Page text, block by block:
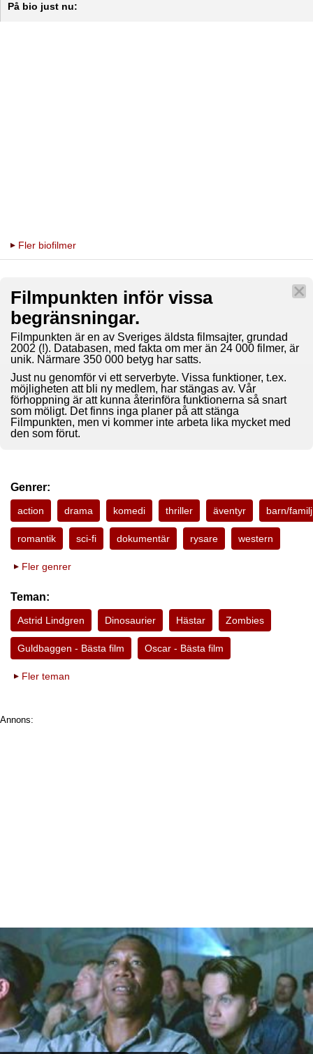
På bio just nu:
Fler biofilmer
Filmpunkten inför vissa
begränsningar.
Filmpunkten är en av Sveriges äldsta filmsajter, grundad
2002 (!). Databasen, med fakta om mer än 24 000 filmer, är
unik. Närmare 350 000 betyg har satts.
Just nu genomför vi ett serverbyte. Vissa funktioner, t.ex.
möjligheten att bli ny medlem, har stängas av. Vår
förhoppning är att kunna återinföra funktionerna så snart
som möligt. Det finns inga planer på att stänga
Filmpunkten, men vi kommer inte arbeta lika mycket med
den som förut.
Genrer:
action drama komedi thriller äventyr barn/familj
romantik sci-fi dokumentär rysare western
Fler genrer
Teman:
Astrid Lindgren Dinosaurier Hästar Zombies
Guldbaggen - Bästa film Oscar - Bästa film
Fler teman
Annons: